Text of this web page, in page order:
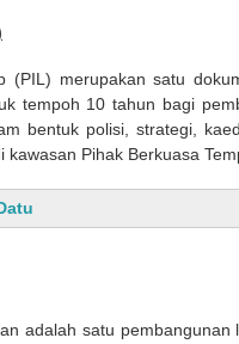
(PIL) merupakan satu
tempoh 10 tahun bagi
bentuk polisi, strategi,
Pihak Berkuasa
adalah satu